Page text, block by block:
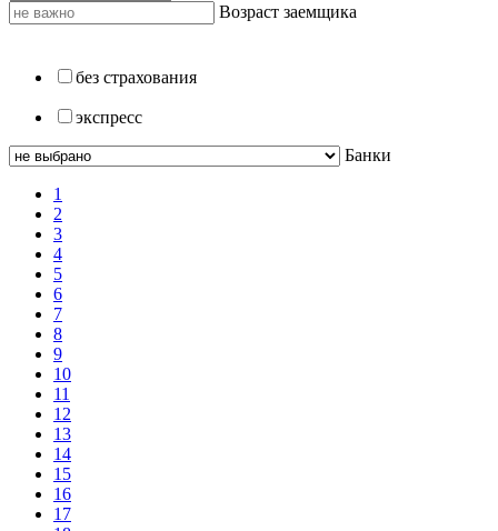
Возраст заемщика
без страхования
экспресс
Банки
1
2
3
4
5
6
7
8
9
10
11
12
13
14
15
16
17